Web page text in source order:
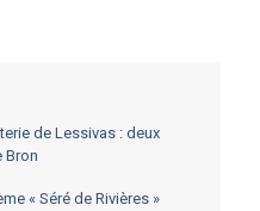
de Lessivas : deux
Bron
« Séré de Rivières »